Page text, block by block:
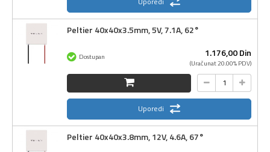
Peltier 40x40x3.5mm, 5V, 7.1A, 62°
1.176,00Din
(Uračunat 20.00% PDV)
Dostupan
Uporedi
Peltier 40x40x3.8mm, 12V, 4.6A, 67°